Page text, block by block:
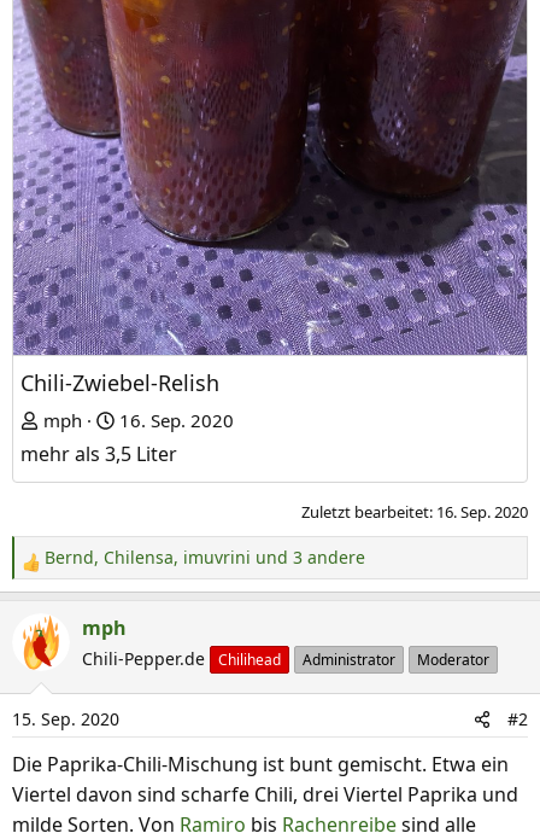
Chili-Zwiebel-Relish
mph 16. Sep. 2020
mehr als 3,5 Liter
Zuletzt bearbeitet: 16. Sep. 2020
R
e
a
k
i
o
n
e
n
Bernd, Chilensa, imuvrini und 3 andere
mph
Chili-Pepper.de Chilihead Administrator Moderator
15. Sep. 2020 #2
Die Paprika-Chili-Mischung ist bunt gemischt. Etwa ein
Viertel davon sind scharfe Chili, drei Viertel Paprika und
milde Sorten. Von Ramiro bis Rachenreibesind alle